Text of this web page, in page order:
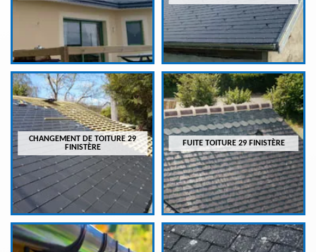
CHANGEMENT DE TOITURE 29
FINISTÈRE
FUITE TOITURE 29 FINISTÈRE